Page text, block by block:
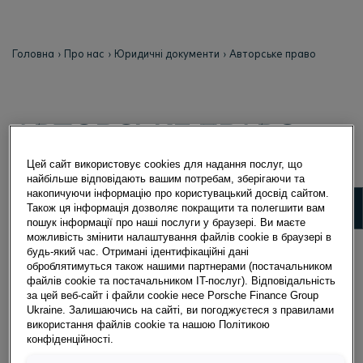
Show
Головна Про нас Юридичні документи Авторське право
АВТОРСЬКЕ ПРАВО
Забороняється копіювати, розповсюджувати та
використовувати в будь-який спосіб розташовану
на зазначеному сайті інформацію та фотографії без
попередньої згоди Porsche Finance Group. Ми не
несемо відповідальності за зміст сайтів, посилання
на які розміщені на нашій сторінці.
Вся інформація розміщена на сайті, в тому числі
зображення, має лише інформативний характер, та
може змінюватись.
Цей сайт використовує cookies для надання послуг, що
найбільше відповідають вашим потребам, зберігаючи та
накопичуючи інформацію про користувацький досвід сайтом.
Також ця інформація дозволяє покращити та полегшити вам
пошук інформації про наші послуги у браузері. Ви маєте
можливість змінити налаштування файлів cookie в браузері в
будь-який час. Отримані ідентифікаційні дані
оброблятимуться також нашими партнерами (постачальником
файлів cookie та постачальником IT-послуг). Відповідальність
за цей веб-сайт і файли cookie несе Porsche Finance Group
Ukraine. Залишаючись на сайті, ви погоджуєтеся з правилами
використання файлів cookie та нашою Політикою
конфіденційності.